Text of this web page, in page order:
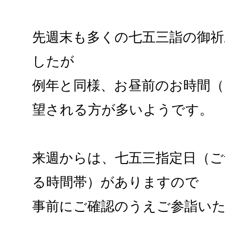
先週末も多くの七五三詣の御
したが
例年と同様、お昼前のお時間
望される方が多いようです。
来週からは、七五三指定日（
る時間帯）がありますので
事前にご確認のうえご参詣い